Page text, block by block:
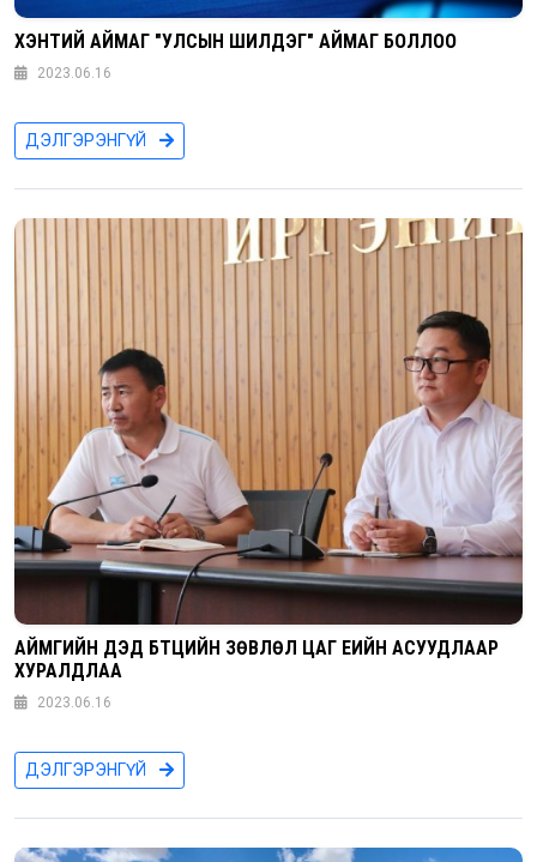
ХЭНТИЙ АЙМАГ "УЛСЫН ШИЛДЭГ" АЙМАГ БОЛЛОО
2023.06.16
ДЭЛГЭРЭНГҮЙ
АЙМГИЙН ДЭД БҮТЦИЙН ЗӨВЛӨЛ ЦАГ ҮЕИЙН АСУУДЛААР
ХУРАЛДЛАА
2023.06.16
ДЭЛГЭРЭНГҮЙ